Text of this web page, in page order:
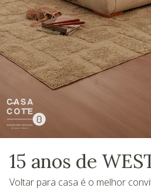
15 anos de
Voltar para casa é o melhor